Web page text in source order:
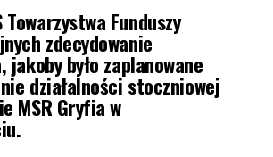
Towarzystwa Funduszy
zdecydowanie
jakoby było zaplanowane
działalności stoczniowej
MSR Gryfia w